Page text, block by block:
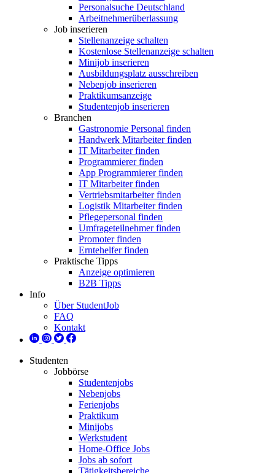
Personalsuche Deutschland
Arbeitnehmerüberlassung
Job inserieren
Stellenanzeige schalten
Kostenlose Stellenanzeige schalten
Minijob inserieren
Ausbildungsplatz ausschreiben
Nebenjob inserieren
Praktikumsanzeige
Studentenjob inserieren
Branchen
Gastronomie Personal finden
Handwerk Mitarbeiter finden
IT Mitarbeiter finden
Programmierer finden
App Programmierer finden
IT Mitarbeiter finden
Vertriebsmitarbeiter finden
Logistik Mitarbeiter finden
Pflegepersonal finden
Umfrageteilnehmer finden
Promoter finden
Erntehelfer finden
Praktische Tipps
Anzeige optimieren
B2B Tipps
Info
Über StudentJob
FAQ
Kontakt
Studenten
Jobbörse
Studentenjobs
Nebenjobs
Ferienjobs
Praktikum
Minijobs
Werkstudent
Home-Office Jobs
Jobs ab sofort
Tätigkeitsbereiche